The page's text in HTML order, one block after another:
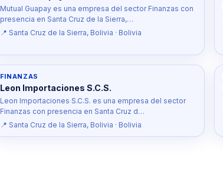
Mutual Guapay es una empresa del sector Finanzas con
presencia en Santa Cruz de la Sierra,…
📍 Santa Cruz de la Sierra, Bolivia · Bolivia
FINANZAS
Leon Importaciones S.C.S.
Leon Importaciones S.C.S. es una empresa del sector
Finanzas con presencia en Santa Cruz d…
📍 Santa Cruz de la Sierra, Bolivia · Bolivia